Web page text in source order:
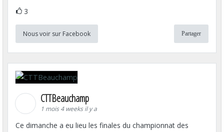
3
Nous voir sur Facebook Partager
CTTBeauchamp
1 mois 4 weeks il y a
Ce dimanche a eu lieu les finales du championnat des